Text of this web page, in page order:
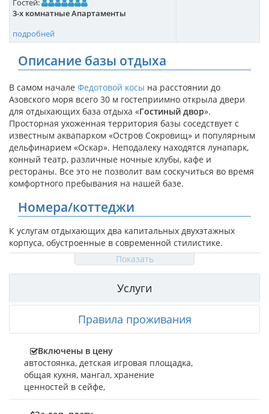
Гостей:
3-х комнатные Апартаменты
подробней
Описание базы отдыха
В самом начале Федотовой косы на расстоянии до
Азовского моря всего 30 м гостеприимно открыла двери
для отдыхающих база отдыха «Гостиный двор».
Просторная ухоженная территория базы соседствует с
известным аквапарком «Остров Сокровищ» и популярным
дельфинарием «Оскар». Неподалеку находятся лунапарк,
конный театр, различные ночные клубы, кафе и
рестораны. Все это не позволит вам соскучиться во время
комфортного пребывания на нашей базе.
Номера/коттеджи
К услугам отдыхающих два капитальных двухэтажных
корпуса, обустроенные в современной стилистике.
Стандарт» (2-, 3-местные) с удобными кроватями,
телевизором, холодильником, сплит-системой,
электрочайником и посудой. На балконе есть мебель для
пресной водой на территории базы, которые работают
круглосуточно и регулярно убираются.
Номера категории « Полулюкс
дополнительно оснащены санузлом полной комплектации,
в который круглосуточно подается пресная холодная и
горячая вода.
Показать
Услуги
Правила проживания
Включены в цену
автостоянка, детская игровая площадка,
общая кухня, мангал, хранение
ценностей в сейфе,